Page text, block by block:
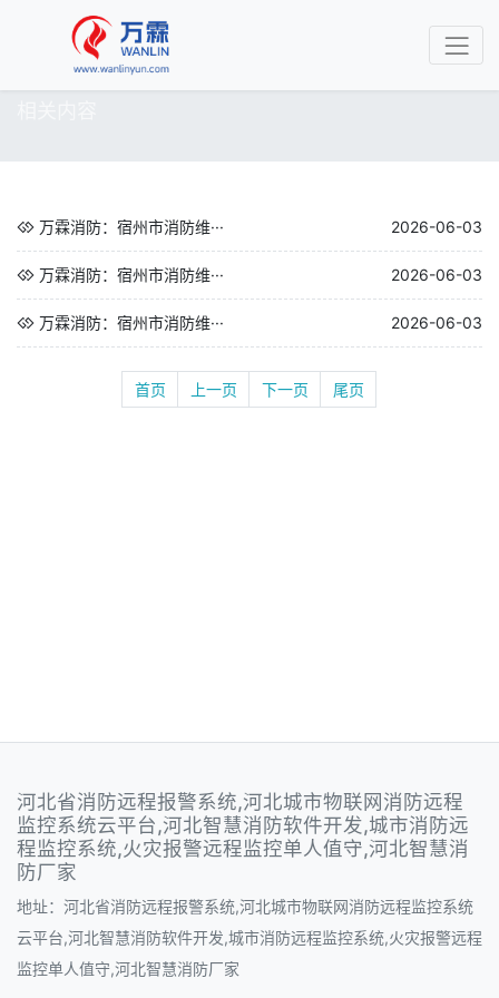
万霖消防：宿州市消防维··· 2026-06-03
万霖消防：宿州市消防维··· 2026-06-03
万霖消防：宿州市消防维··· 2026-06-03
首页 上一页 下一页 尾页
河北省消防远程报警系统,河北城市物联网消防远程
监控系统云平台,河北智慧消防软件开发,城市消防远
程监控系统,火灾报警远程监控单人值守,河北智慧消
防厂家
地址：河北省消防远程报警系统,河北城市物联网消防远程监控系统
云平台,河北智慧消防软件开发,城市消防远程监控系统,火灾报警远程
监控单人值守,河北智慧消防厂家